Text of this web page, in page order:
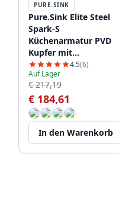
PURE.SINK
Pure.Sink Elite Steel
Spark-S
Küchenarmatur PVD
Kupfer mit
ausziehbarem Auslauf
PS8041-62
4.5(6)
Auf Lager
€ 217,19
€ 184,61
In den Warenkorb